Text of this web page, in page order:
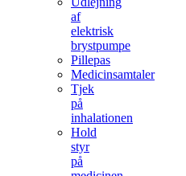
af
elektrisk
brystpumpe
Pillepas
Medicinsamtaler
Tjek
på
inhalationen
Hold
styr
på